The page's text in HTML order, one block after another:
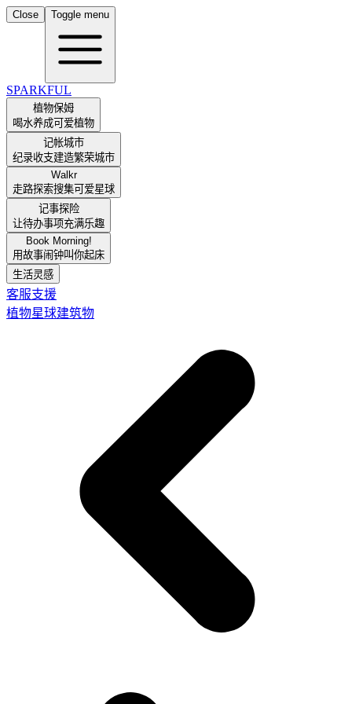
Close Toggle menu
SPARKFUL
植物保姆
喝水养成可爱植物
记帐城市
纪录收支建造繁荣城市
Walkr
走路探索搜集可爱星球
记事探险
让待办事项充满乐趣
Book Morning!
用故事闹钟叫你起床
生活灵感
客服支援
植物星球建筑物